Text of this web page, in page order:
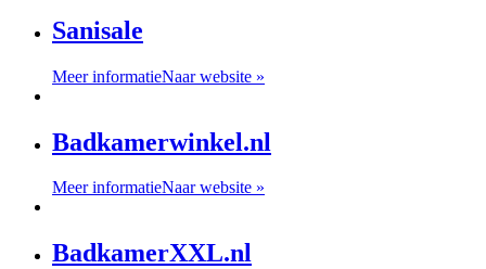
Sanisale
Meer informatieNaar website »
Badkamerwinkel.nl
Meer informatieNaar website »
BadkamerXXL.nl